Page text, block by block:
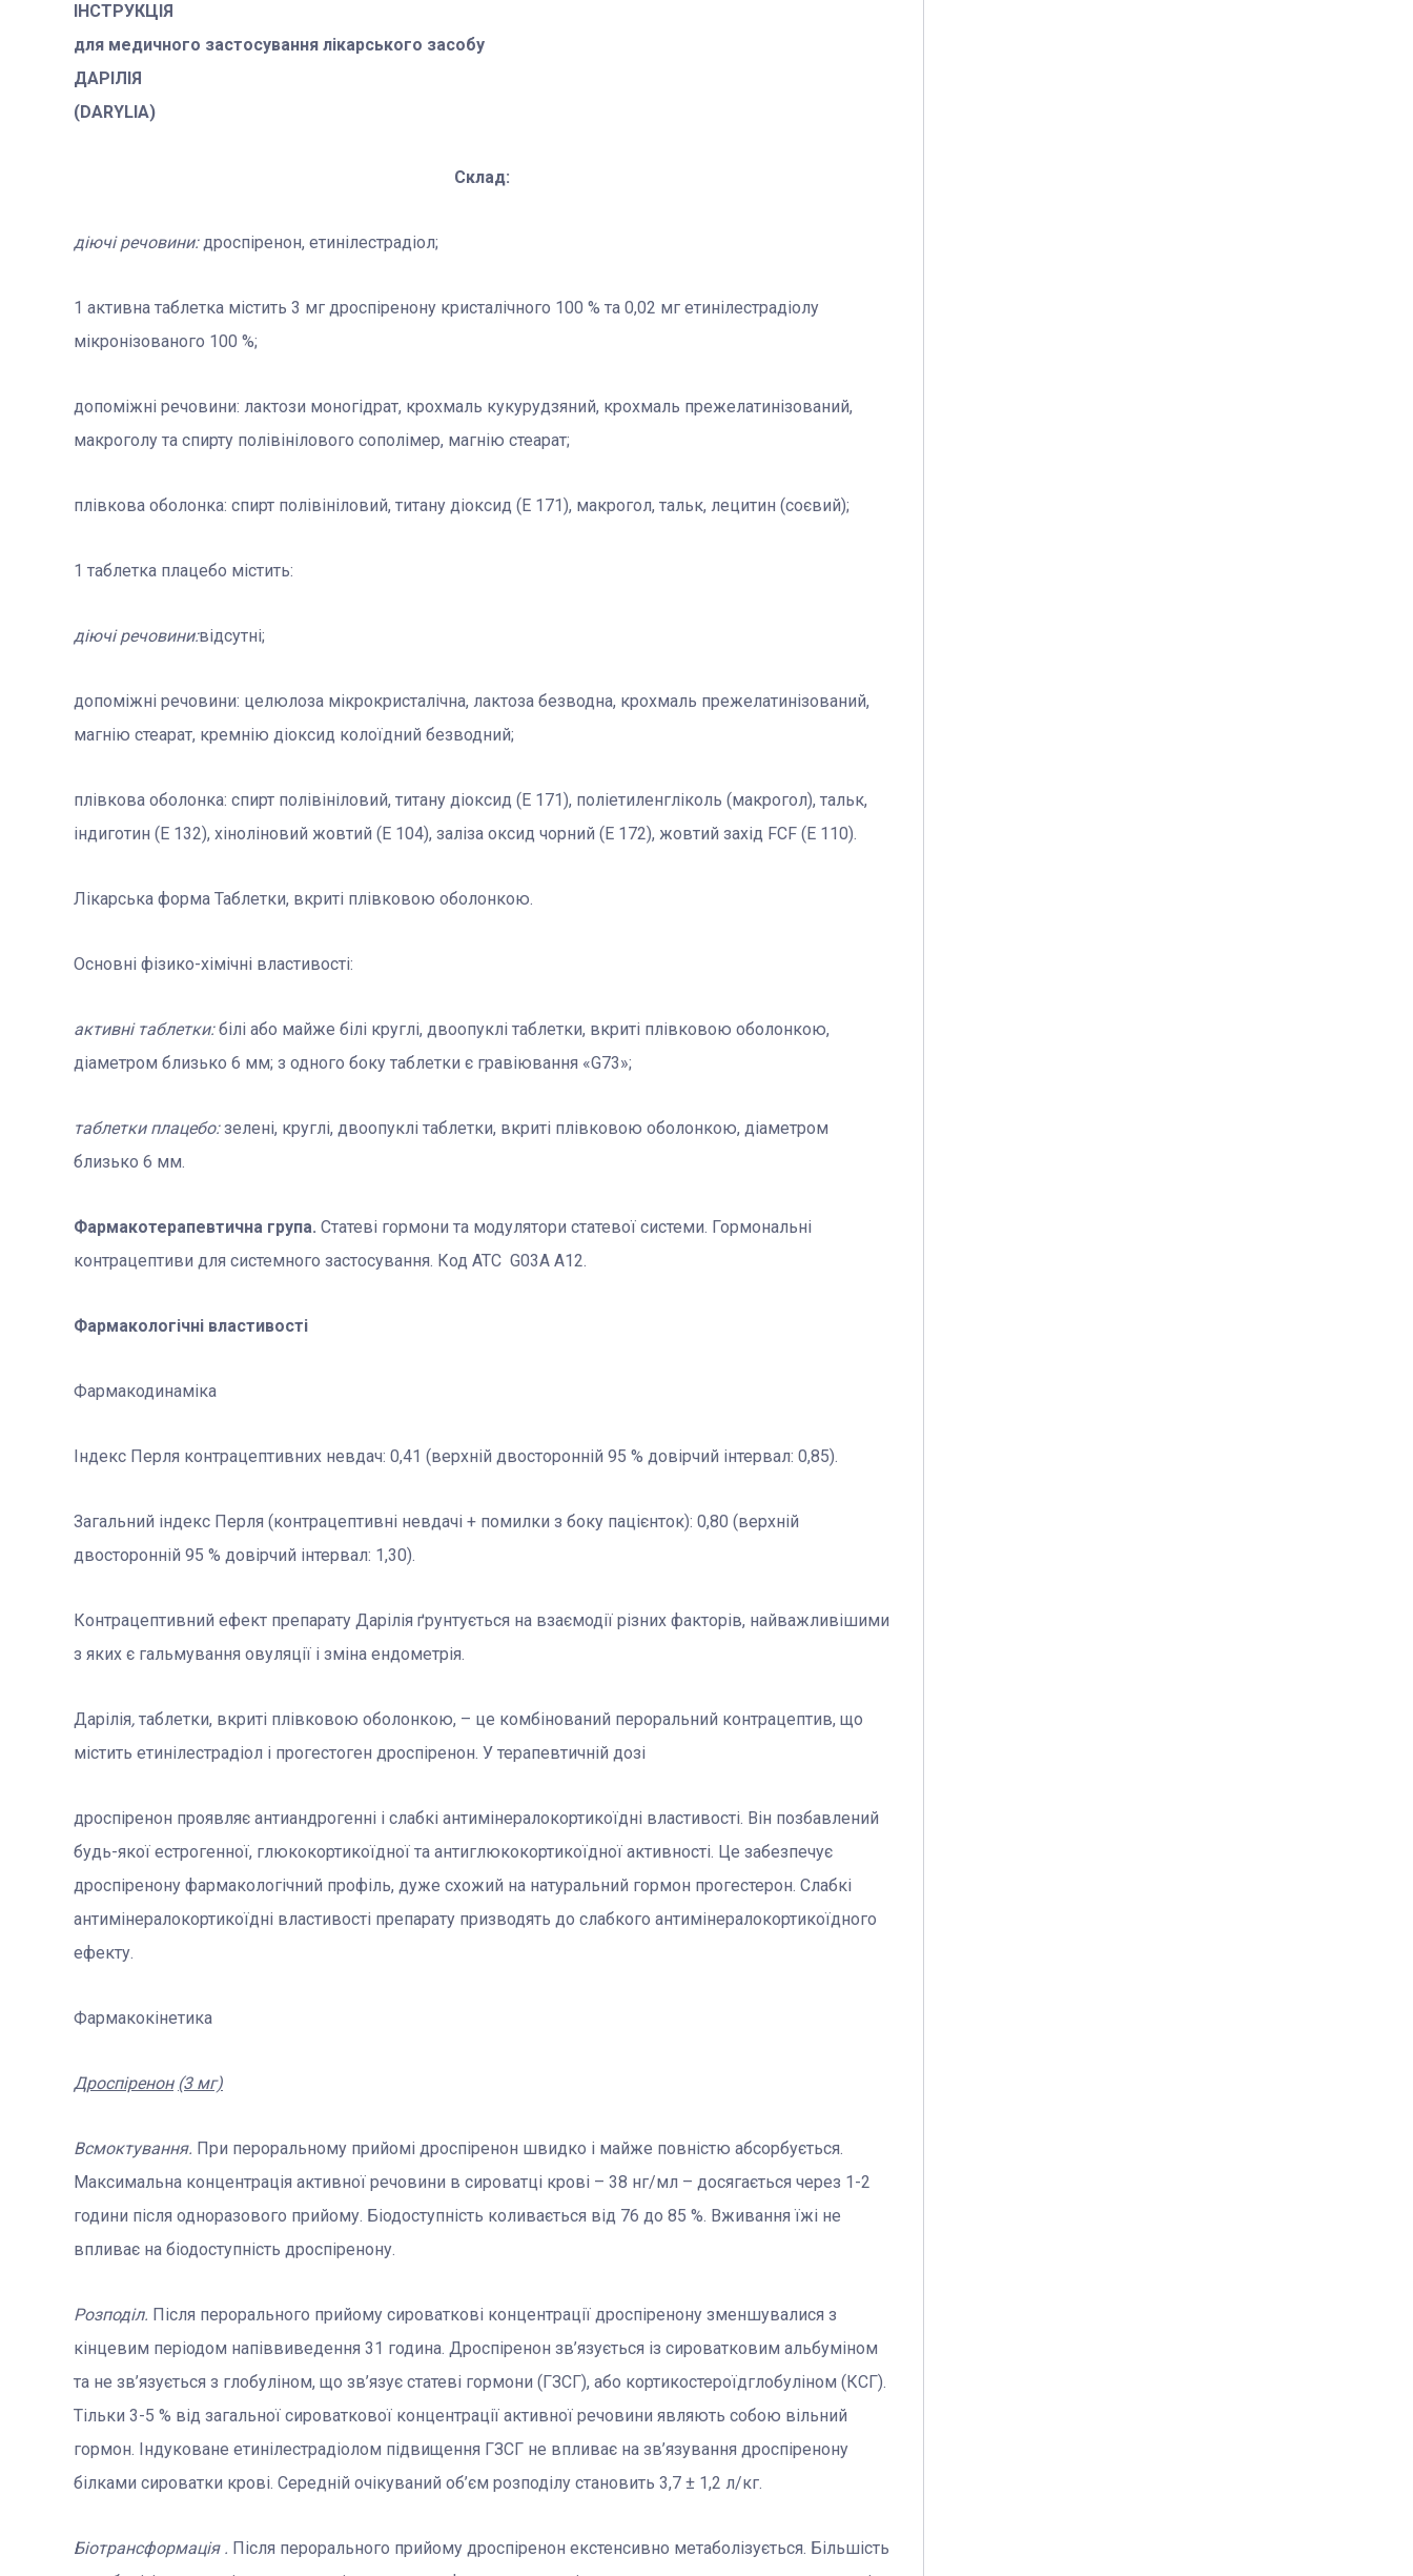
ІНСТРУКЦІЯ
для медичного застосування лікарського засобу
ДАРІЛІЯ
(DARYLIA)
Склад:
діючі речовини:дроспіренон, етинілестрадіол;
1 активна таблетка містить 3 мг дроспіренону кристалічного 100 % та 0,02 мг етинілестрадіолу
мікронізованого 100 %;
допоміжні речовини: лактози моногідрат, крохмаль кукурудзяний, крохмаль прежелатинізований,
макроголу та спирту полівінілового сополімер, магнію стеарат;
плівкова оболонка: спирт полівініловий, титану діоксид (Е 171), макрогол, тальк, лецитин (соєвий);
1 таблетка плацебо містить:
діючі речовини:відсутні;
допоміжні речовини: целюлоза мікрокристалічна, лактоза безводна, крохмаль прежелатинізований,
магнію стеарат, кремнію діоксид колоїдний безводний;
плівкова оболонка: спирт полівініловий, титану дiоксид (E 171), поліетиленгліколь (макрогол), тальк,
індиготин (E 132), хіноліновий жовтий (E 104), заліза оксид чорний (E 172), жовтий захід FCF (E 110).
Лікарська форма Таблетки, вкриті плівковою оболонкою.
Основні фізико-хімічні властивості:
активні таблетки:білі або майже білі круглі, двоопуклі таблетки, вкриті плівковою оболонкою,
діаметром близько 6 мм; з одного боку таблетки є гравіювання «G73»;
таблетки плацебо:зелені, круглі, двоопуклі таблетки, вкриті плівковою оболонкою, діаметром
близько 6 мм.
Фармакотерапевтична група. Статеві гормони та модулятори статевої системи. Гормональні
контрацептиви для системного застосування. Код АТС G03A A12.
Фармакологічні властивості
Фармакодинаміка
Індекс Перля контрацептивних невдач: 0,41 (верхній двосторонній 95 % довірчий інтервал: 0,85).
Загальний індекс Перля (контрацептивні невдачі + помилки з боку пацієнток): 0,80 (верхній
двосторонній 95 % довірчий інтервал: 1,30).
Контрацептивний ефект препарату Дарілія ґрунтується на взаємодії різних факторів, найважливішими
з яких є гальмування овуляції і зміна ендометрія.
Дарілія, таблетки, вкриті плівковою оболонкою, – це комбінований пероральний контрацептив, що
містить етинілестрадіол і прогестоген дроспіренон. У терапевтичній дозі
дроспіренон проявляє антиандрогенні і слабкі антимінералокортикоїдні властивості. Він позбавлений
будь-якої естрогенної, глюкокортикоїдної та антиглюкокортикоїдної активності. Це забезпечує
дроспіренону фармакологічний профіль, дуже схожий на натуральний гормон прогестерон. Слабкі
антимінералокортикоїдні властивості препарату призводять до слабкого антимінералокортикоїдного
ефекту.
Фармакокінетика
Дроспіренон (3 мг)
Всмоктування. При пероральному прийомі дроспіренон швидко і майже повністю абсорбується.
Максимальна концентрація активної речовини в сироватці крові – 38 нг/мл – досягається через 1-2
години після одноразового прийому. Біодоступність коливається від 76 до 85 %. Вживання їжі не
впливає на біодоступність дроспіренону.
Розподіл. Після перорального прийому сироваткові концентрації дроспіренону зменшувалися з
кінцевим періодом напіввиведення 31 година. Дроспіренон зв’язується із сироватковим альбуміном
та не зв’язується з глобуліном, що зв’язує статеві гормони (ГЗСГ), або кортикостероїдглобуліном (КСГ).
Тільки 3-5 % від загальної сироваткової концентрації активної речовини являють собою вільний
гормон. Індуковане етинілестрадіолом підвищення ГЗСГ не впливає на зв’язування дроспіренону
білками сироватки крові. Середній очікуваний об’єм розподілу становить 3,7 ± 1,2 л/кг.
Біотрансформація . Після перорального прийому дроспіренон екстенсивно метаболізується. Більшість